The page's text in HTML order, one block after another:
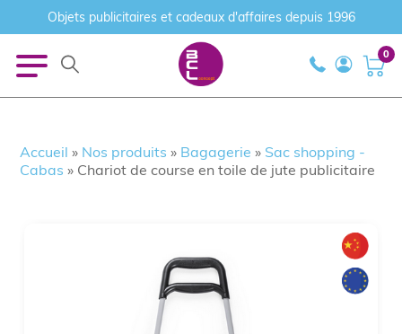
Objets publicitaires et cadeaux d'affaires depuis 1996
0
Accueil » Nos produits » Bagagerie » Sac shopping -
Cabas » Chariot de course en toile de jute publicitaire